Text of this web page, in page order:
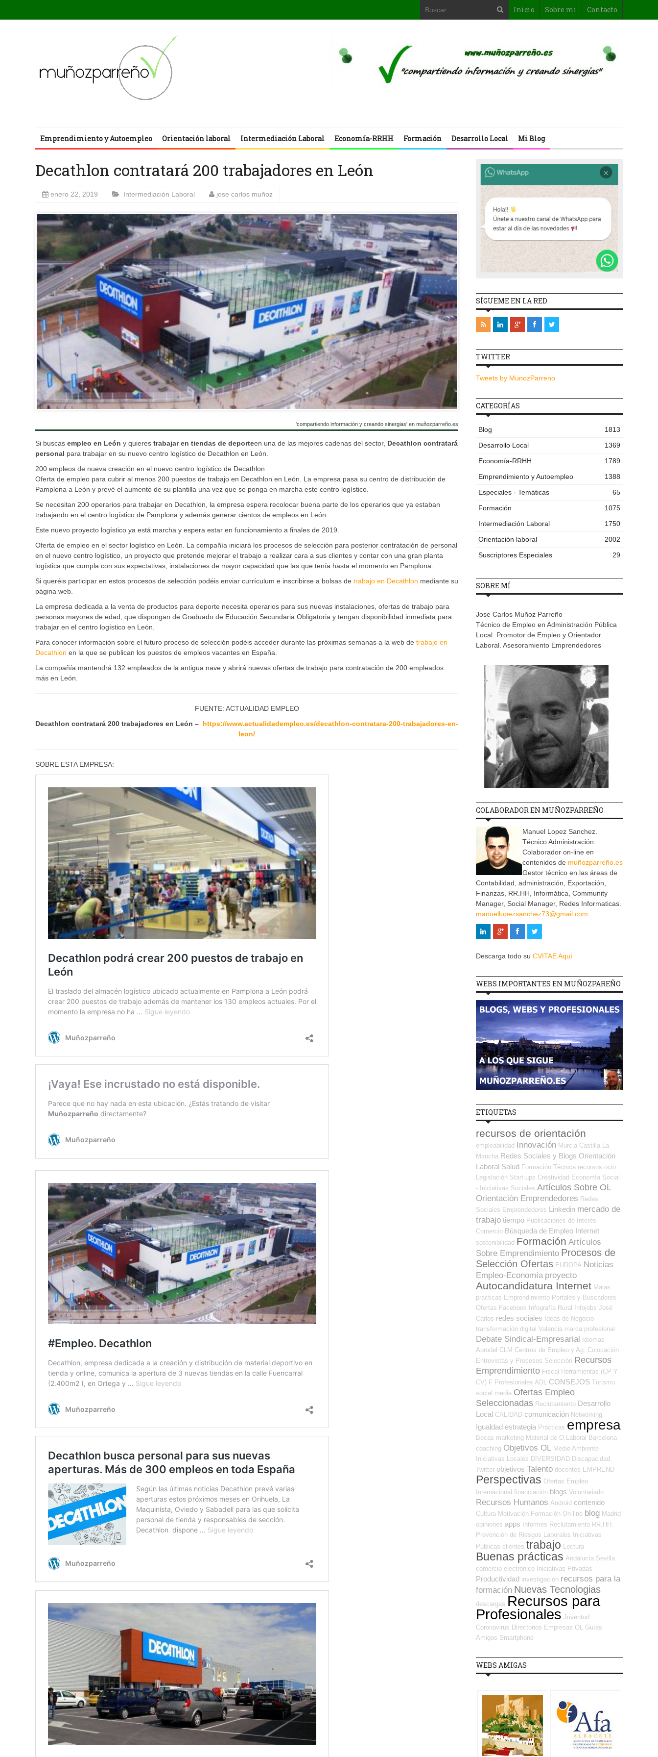
Inicio Sobre mi Contacto
Emprendimiento y Autoempleo Orientación laboral Intermediación Laboral Economía-RRHH Formación Desarrollo Local Mi Blog
Decathlon contratará 200 trabajadores en León
enero 22, 2019 Intermediación Laboral jose carlos muñoz
'compartiendo información y creando sinergias' en muñozparreño.es
Si buscas empleo en León y quieres trabajar en tiendas de deporteen una de las mejores cadenas del sector, Decathlon contratará
personal para trabajar en su nuevo centro logístico de Decathlon en León.
200 empleos de nueva creación en el nuevo centro logístico de Decathlon
Oferta de empleo para cubrir al menos 200 puestos de trabajo en Decathlon en León. La empresa pasa su centro de distribución de
Pamplona a León y prevé el aumento de su plantilla una vez que se ponga en marcha este centro logístico.
Se necesitan 200 operarios para trabajar en Decathlon, la empresa espera recolocar buena parte de los operarios que ya estaban
trabajando en el centro logístico de Pamplona y además generar cientos de empleos en León.
Este nuevo proyecto logístico ya está marcha y espera estar en funcionamiento a finales de 2019.
Oferta de empleo en el sector logístico en León. La compañía iniciará los procesos de selección para posterior contratación de personal
en el nuevo centro logístico, un proyecto que pretende mejorar el trabajo a realizar cara a sus clientes y contar con una gran planta
logística que cumpla con sus expectativas, instalaciones de mayor capacidad que las que tenía hasta el momento en Pamplona.
Si queréis participar en estos procesos de selección podéis enviar currículum e inscribirse a bolsas de trabajo en Decathlon mediante su
página web.
La empresa dedicada a la venta de productos para deporte necesita operarios para sus nuevas instalaciones, ofertas de trabajo para
personas mayores de edad, que dispongan de Graduado de Educación Secundaria Obligatoria y tengan disponibilidad inmediata para
trabajar en el centro logístico en León.
Para conocer información sobre el futuro proceso de selección podéis acceder durante las próximas semanas a la web de trabajo en
Decathlon en la que se publican los puestos de empleos vacantes en España.
La compañía mantendrá 132 empleados de la antigua nave y abrirá nuevas ofertas de trabajo para contratación de 200 empleados
más en León.
FUENTE: ACTUALIDAD EMPLEO
Decathlon contratará 200 trabajadores en León – https://www.actualidadempleo.es/decathlon-contratara-200-trabajadores-en-
leon/
SOBRE ESTA EMPRESA:
SÍGUEME EN LA RED
TWITTER
Tweets by MunozParreno
CATEGORÍAS
Blog
1813
Desarrollo Local
1369
Economía-RRHH
1789
Emprendimiento y Autoempleo
1388
Especiales - Temáticas
65
Formación
1075
Intermediación Laboral
1750
Orientación laboral
2002
Suscriptores Especiales
29
SOBRE MÍ
Jose Carlos Muñoz Parreño
Técnico de Empleo en Administración Pública
Local. Promotor de Empleo y Orientador
Laboral. Asesoramiento Emprendedores
COLABORADOR EN MUÑOZPARREÑO
Manuel Lopez Sanchez.
Técnico Administración.
Colaborador on-line en
contenidos de muñozparreño.es
Gestor técnico en las áreas de
Contabilidad, administración, Exportación,
Finanzas, RR.HH, Informática, Community
Manager, Social Manager, Redes Informaticas.
manuellopezsanchez73@gmail.com
Descarga todo su CVITAE Aquí
WEBS IMPORTANTES EN MUÑOZPAREÑO
ETIQUETAS
recursos de orientación
empleabilidad Innovación Murcia Castilla La
Mancha Redes Sociales y Blogs Orientación
Laboral Salud Formación Técnica recursos ocio
Legislación Start-ups Creatividad Economía Social
- Iniciativas Sociales Artículos Sobre OL
Orientación Emprendedores Redes
Sociales Emprendedores Linkedin mercado de
trabajo tiempo Publicaciones de Interés
Comercio Búsqueda de Empleo Internet
sostenibilidad Formación Artículos
Sobre Emprendimiento Procesos de
Selección Ofertas EUROPA Noticias
Empleo-Economía proyecto
Autocandidatura Internet Malas
prácticas Emprendimiento Portales y Buscadores
Ofertas Facebook Infografía Rural Infojobs José
Carlos redes sociales
Ideas de Negocio
transformación digital Valencia marca profesional
Debate Sindical-Empresarial
Idiomas
Aprodel CLM Centros de Empleo y Ag. Colocación
Entrevistas y Procesos Selección Recursos
Emprendimiento Fiscal
Herramientas (CP Y
CV) F Profesionales ADL CONSEJOS Turismo
social media Ofertas Empleo
Seleccionadas Reclutamiento Desarrollo
Local CALIDAD comunicación Networking
Igualdad estrategia Prácticas empresa
Becas marketing Material de O.Laboral
Barcelona
coaching Objetivos OL Medio Ambiente
Iniciativas Locales DIVERSIDAD Discapacidad
Twitter objetivos Talento docentes EMPREND
Perspectivas Ofertas Empleo
Internacional financiación blogs Voluntariado
Recursos Humanos Android contenido
Cultura Motivación Formación On-line blog Madrid
opiniones apps Informes Reclutamiento RR.HH.
Prevención de Riesgos Laborales
Iniciativas
Públicas clientes trabajo Lectura
Buenas prácticas Andalucía Sevilla
comercio electrónico Iniciativas Privadas
Productividad investigación recursos para la
formación Nuevas Tecnologias
descargas Recursos para
Profesionales Juventud
Coronavirus Directorios Empresas OL
Guías
Amigos Smartphone
WEBS AMIGAS